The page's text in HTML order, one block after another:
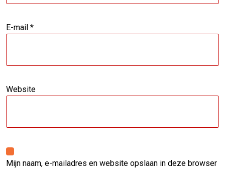
E-mail *
Website
Mijn naam, e-mailadres en website opslaan in deze browser